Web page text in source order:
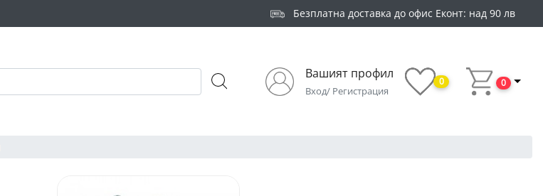
Безплатна доставка до офис Еконт: над 90 лв
Вашият профил
Вход/ Регистрация
0 0